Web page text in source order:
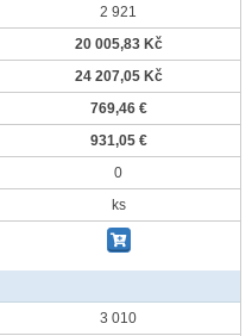
2 921
20 005,83 Kč
24 207,05 Kč
769,46 €
931,05 €
0
ks
3 010